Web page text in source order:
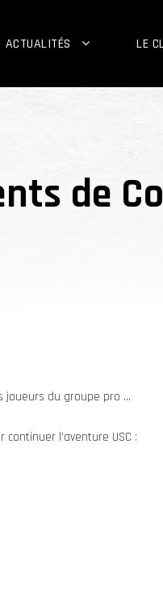
ACTUALITÉS LE
de
joueurs du groupe pro …
l’aventure USC :